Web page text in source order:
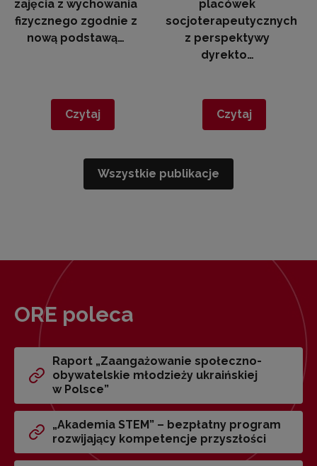
zajęcia z wychowania
fizycznego zgodnie z
nową podstawą…
Czytaj
placówek
socjoterapeutycznych
z perspektywy
dyrekto…
Czytaj
Wszystkie publikacje
ORE poleca
Raport „Zaangażowanie społeczno-
obywatelskie młodzieży ukraińskiej
w Polsce”
„Akademia STEM” – bezpłatny program
rozwijający kompetencje przyszłości